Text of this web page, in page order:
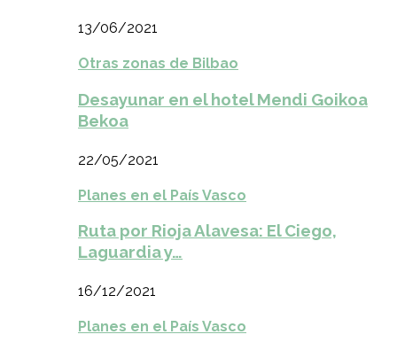
13/06/2021
Otras zonas de Bilbao
Desayunar en el hotel Mendi Goikoa
Bekoa
22/05/2021
Planes en el País Vasco
Ruta por Rioja Alavesa: El Ciego,
Laguardia y…
16/12/2021
Planes en el País Vasco